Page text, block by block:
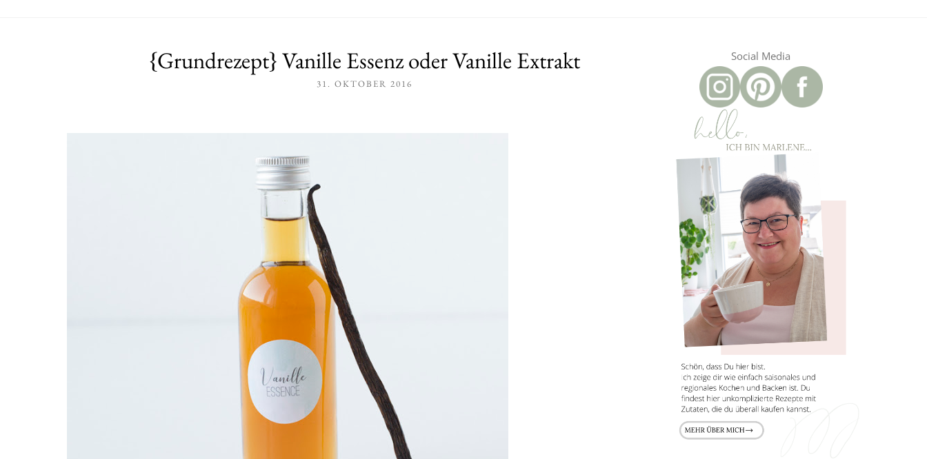
{Grundrezept} Vanille Essenz oder Vanille Extrakt
31. OKTOBER 2016
Social Media